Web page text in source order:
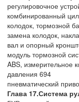
регулировочное
комбинированный
колодок, тормозной
замена колодок,
вал и опорный
модуль тормозной
ABS, измерительное
давления 694
пневматический
Глава 17.Система